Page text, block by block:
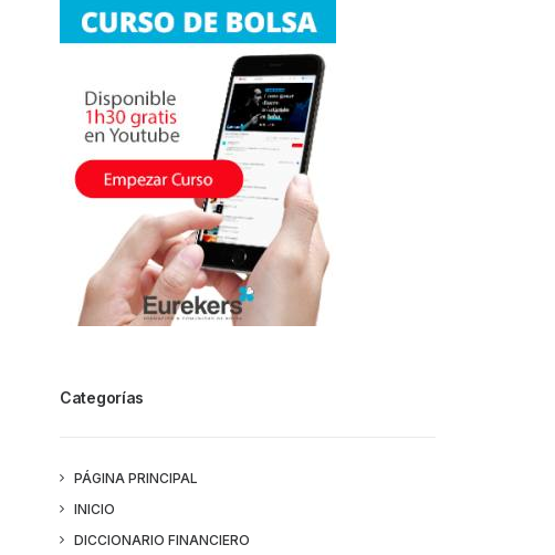
Categorías
PÁGINA PRINCIPAL
INICIO
DICCIONARIO FINANCIERO